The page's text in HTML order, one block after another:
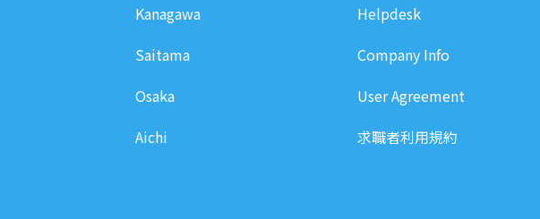
Kanagawa
Saitama
Osaka
Aichi
Helpdesk
Company Info
User Agreement
求職者利用規約